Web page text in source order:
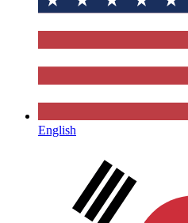
English